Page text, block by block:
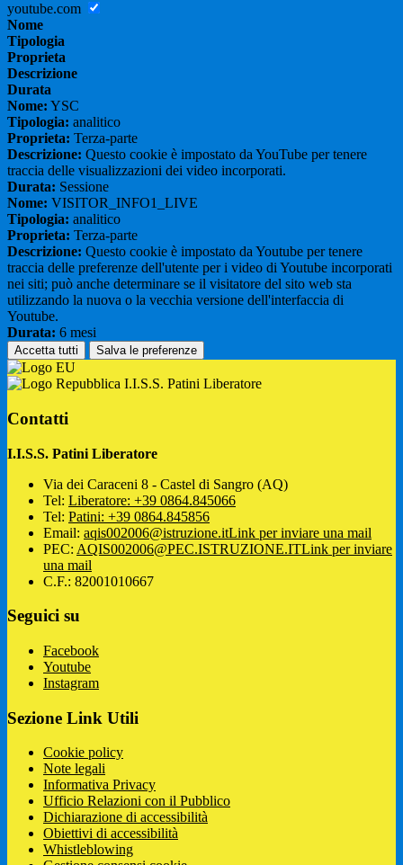
youtube.com
Nome
Tipologia
Proprieta
Descrizione
Durata
Nome: YSC
Tipologia: analitico
Proprieta: Terza-parte
Descrizione: Questo cookie è impostato da YouTube per tenere
traccia delle visualizzazioni dei video incorporati.
Durata: Sessione
Nome: VISITOR_INFO1_LIVE
Tipologia: analitico
Proprieta: Terza-parte
Descrizione: Questo cookie è impostato da Youtube per tenere
traccia delle preferenze dell'utente per i video di Youtube incorporati
nei siti; può anche determinare se il visitatore del sito web sta
utilizzando la nuova o la vecchia versione dell'interfaccia di
Youtube.
Durata: 6 mesi
Accetta tutti Salva le preferenze
I.I.S.S. Patini Liberatore
Contatti
I.I.S.S. Patini Liberatore
Via dei Caraceni 8 - Castel di Sangro (AQ)
Tel: Liberatore: +39 0864.845066
Tel: Patini: +39 0864.845856
Email: aqis002006@istruzione.itLink per inviare una mail
PEC: AQIS002006@PEC.ISTRUZIONE.ITLink per inviare
una mail
C.F.: 82001010667
Seguici su
Facebook
Youtube
Instagram
Sezione Link Utili
Cookie policy
Note legali
Informativa Privacy
Ufficio Relazioni con il Pubblico
Dichiarazione di accessibilità
Obiettivi di accessibilità
Whistleblowing